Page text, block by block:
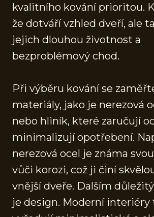
kvalitního kování prioritou.
že dotváří vzhled dveří, ale
jejich dlouhou životnost a
bezproblémový chod.
Při výběru kování se
materiály, jako je nerezová
nebo hliník, které zaručují
minimalizují opotřebení.
nerezová ocel je známa
vůči korozi, což ji činí
vnější dveře. Dalším
je design. Moderní interiéry